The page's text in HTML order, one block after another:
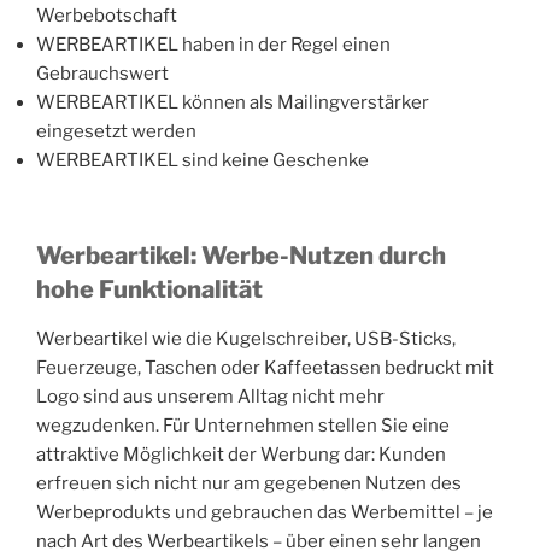
Werbebotschaft
WERBEARTIKEL haben in der Regel einen
Gebrauchswert
WERBEARTIKEL können als Mailingverstärker
eingesetzt werden
WERBEARTIKEL sind keine Geschenke
Werbeartikel: Werbe-Nutzen durch
hohe Funktionalität
Werbeartikel wie die Kugelschreiber, USB-Sticks,
Feuerzeuge, Taschen oder Kaffeetassen bedruckt mit
Logo sind aus unserem Alltag nicht mehr
wegzudenken. Für Unternehmen stellen Sie eine
attraktive Möglichkeit der Werbung dar: Kunden
erfreuen sich nicht nur am gegebenen Nutzen des
Werbeprodukts und gebrauchen das Werbemittel – je
nach Art des Werbeartikels – über einen sehr langen